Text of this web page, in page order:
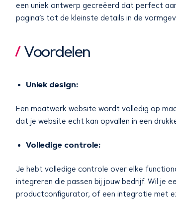
een uniek ontwerp gecreëerd dat perfect
pagina’s tot de kleinste details in de
Voordelen
Uniek design:
Een maatwerk website wordt volledig op
dat je website echt kan opvallen in een
Volledige controle:
Je hebt volledige controle over elke
integreren die passen bij jouw bedrijf. Wil je
productconfigurator, of een integratie met